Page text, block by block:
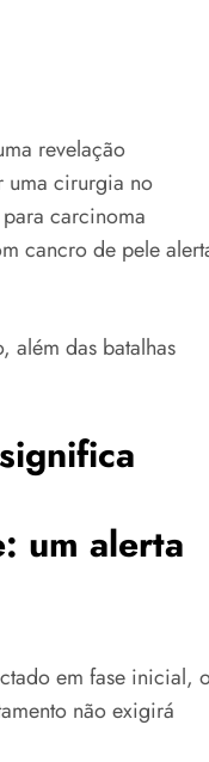
revelação
uma cirurgia no
carcinoma
cancro de pele
além das batalhas
um alerta
em fase inicial,
não exigirá